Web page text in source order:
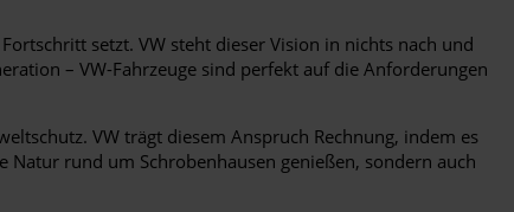
setzt. VW steht dieser Vision in nichts nach und
– VW-Fahrzeuge sind perfekt auf die Anforderungen
VW trägt diesem Anspruch Rechnung, indem es
rund um Schrobenhausen genießen, sondern auch